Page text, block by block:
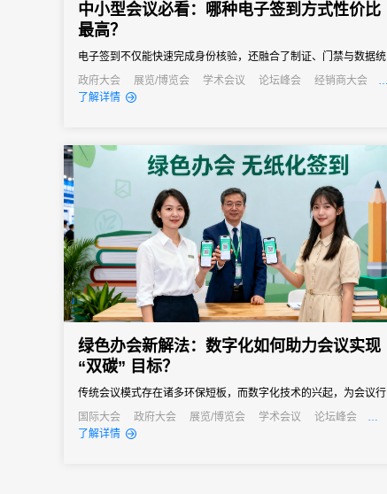
中小型会议必看：哪种电子签到方式性价比
最高？
电子签到不仅能快速完成身份核验，还融合了制证、门禁与数据统
计等多重功能，能够快速完成签到过程，减少等待时间，同时能够
通过数据分析，为会议组织者提供宝贵的参会者信息，助力后续的
政府大会 展览/博览会 学术会议 论坛峰会
经销商大会
公关活动
发布会
了解详情
绿色办会新解法：数字化如何助力会议实现
“双碳” 目标？
传统会议模式存在诸多环保短板，而数字化技术的兴起，为会议行
业实现绿色转型、达成“双碳”目标提供了新的解法。
国际大会 政府大会 展览/博览会 学术会议
论坛峰会
线上活动
线上展会
了解详情